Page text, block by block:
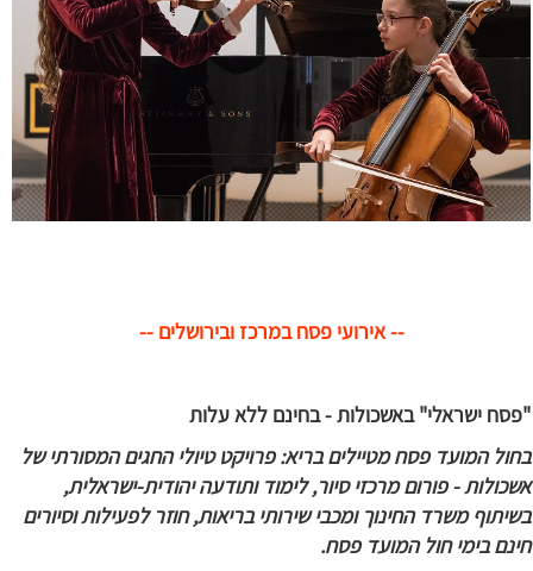
-- אירועי פסח במרכז ובירושלים --
"פסח ישראלי" באשכולות - בחינם ללא עלות
בחול המועד פסח מטיילים בריא: פרויקט טיולי החגים המסורתי של
אשכולות - פורום מרכזי סיור, לימוד ותודעה יהודית-ישראלית,
בשיתוף משרד החינוך ומכבי שירותי בריאות, חוזר לפעילות וסיורים
חינם בימי חול המועד פסח.